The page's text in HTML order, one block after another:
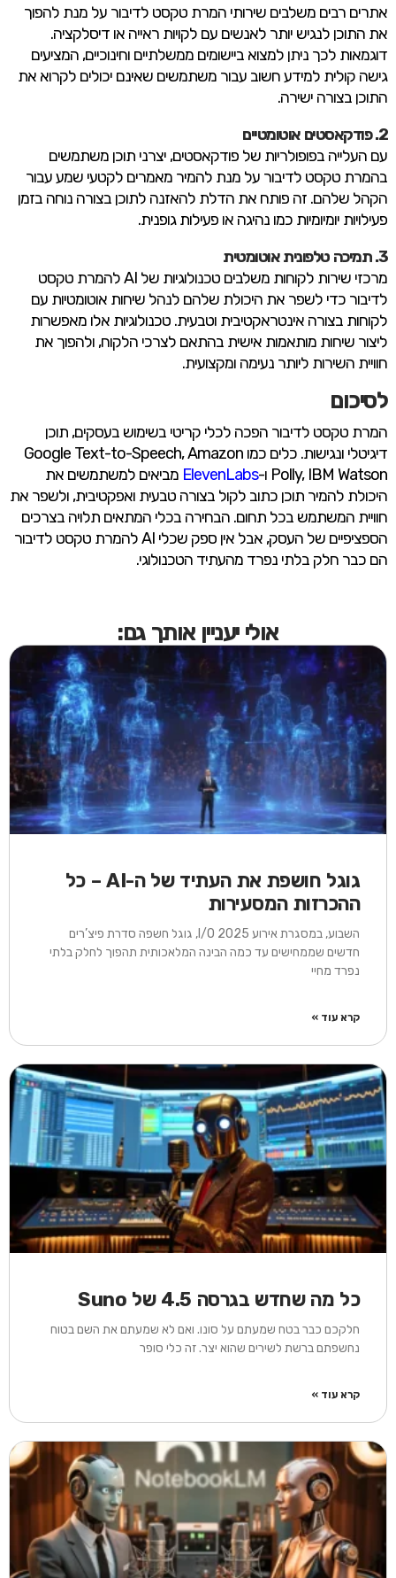
אתרים רבים משלבים שירותי המרת טקסט לדיבור על מנת להפוך
את התוכן לנגיש יותר לאנשים עם לקויות ראייה או דיסלקציה.
דוגמאות לכך ניתן למצוא ביישומים ממשלתיים וחינוכיים, המציעים
גישה קולית למידע חשוב עבור משתמשים שאינם יכולים לקרוא את
התוכן בצורה ישירה. ​
2. פודקאסטים אוטומטיים
עם העלייה בפופולריות של פודקאסטים, יצרני תוכן משתמשים
בהמרת טקסט לדיבור על מנת להמיר מאמרים לקטעי שמע עבור
הקהל שלהם. זה פותח את הדלת להאזנה לתוכן בצורה נוחה בזמן
פעילויות יומיומיות כמו נהיגה או פעילות גופנית. ​
3. תמיכה טלפונית אוטומטית
מרכזי שירות לקוחות משלבים טכנולוגיות של AI להמרת טקסט
לדיבור כדי לשפר את היכולת שלהם לנהל שיחות אוטומטיות עם
לקוחות בצורה אינטראקטיבית וטבעית. טכנולוגיות אלו מאפשרות
ליצור שיחות מותאמות אישית בהתאם לצרכי הלקוח, ולהפוך את
חוויית השירות ליותר נעימה ומקצועית.
לסיכום
המרת טקסט לדיבור הפכה לכלי קריטי בשימוש בעסקים, תוכן
דיגיטלי ונגישות. כלים כמו Google Text-to-Speech, Amazon
Polly, IBM Watson ו-
ElevenLabs מביאים למשתמשים את
היכולת להמיר תוכן כתוב לקול בצורה טבעית ואפקטיבית, ולשפר את
חוויית המשתמש בכל תחום. הבחירה בכלי המתאים תלויה בצרכים
הספציפיים של העסק, אבל אין ספק שכלי AI להמרת טקסט לדיבור
הם כבר חלק בלתי נפרד מהעתיד הטכנולוגי.
אולי יעניין אותך גם:
גוגל חושפת את העתיד של ה-AI – כל
ההכרזות המסעירות
השבוע, במסגרת אירוע I/O 2025, גוגל חשפה סדרת פיצ’רים
חדשים שממחישים עד כמה הבינה המלאכותית תהפוך לחלק בלתי
נפרד מחיי
קרא עוד »
כל מה שחדש בגרסה 4.5 של Suno
חלקכם כבר בטח שמעתם על סונו. ואם לא שמעתם את השם בטוח
נחשפתם ברשת לשירים שהוא יצר. זה כלי סופר
קרא עוד »